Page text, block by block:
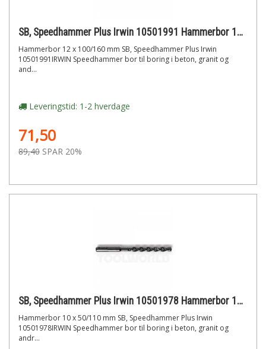
SB, Speedhammer Plus Irwin 10501991 Hammerbor 12 x 100/160 mm
Hammerbor 12 x 100/160 mm SB, Speedhammer Plus Irwin
10501991IRWIN Speedhammer bor til boring i beton, granit og
and...
Leveringstid: 1-2 hverdage
71,50
89,40 SPAR 20%
SB, Speedhammer Plus Irwin 10501978 Hammerbor 10 x 50/110 mm
Hammerbor 10 x 50/110 mm SB, Speedhammer Plus Irwin
10501978IRWIN Speedhammer bor til boring i beton, granit og
andr...